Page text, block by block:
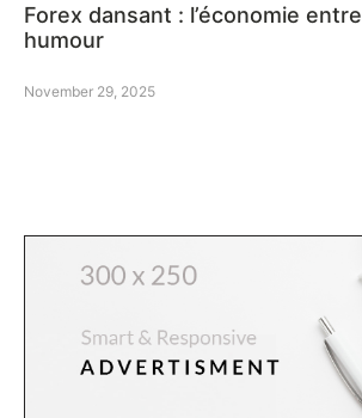
Forex dansant : l’économie
humour
November 29, 2025